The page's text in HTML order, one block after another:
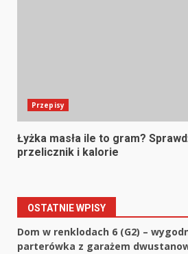
Przepisy
Łyżka masła ile to gram?
przelicznik i kalorie
OSTATNIE WPISY
Dom w renklodach 6 (G2) –
parterówka z garażem